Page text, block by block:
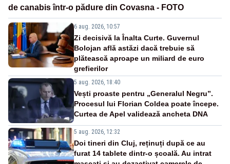
de canabis într-o pădure din Covasna - FOTO
6 aug. 2026, 10:57
Zi decisivă la Înalta Curte. Guvernul
Bolojan află astăzi dacă trebuie să
plătească aproape un miliard de euro
grefierilor
5 aug. 2026, 18:40
Vești proaste pentru „Generalul Negru”.
Procesul lui Florian Coldea poate începe.
Curtea de Apel validează ancheta DNA
5 aug. 2026, 12:32
Doi tineri din Cluj, reținuți după ce au
furat 14 tablete dintr-o școală. Au intrat